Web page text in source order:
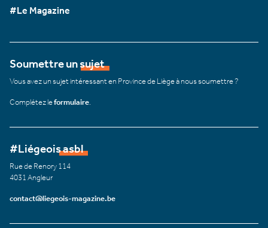
#Le Magazine
Soumettre un sujet
Vous avez un sujet intéressant en Province de Liège à nous soumettre ?
Complétez leformulaire
#Liégeois asbl
Rue de Renory 114
4031 Angleur
contact@liegeois-magazine.be